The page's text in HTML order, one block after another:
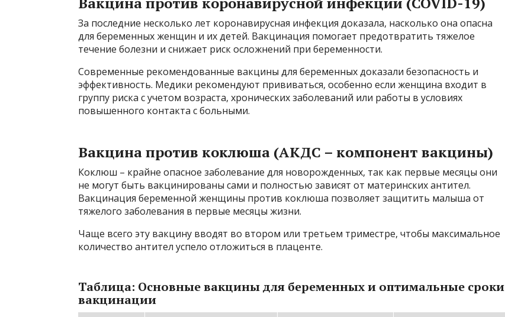
За последние несколько лет коронавирусная инфекция доказала, насколько она опасна
для беременных женщин и их детей. Вакцинация помогает предотвратить тяжелое
течение болезни и снижает риск осложнений при беременности.
Современные рекомендованные вакцины для беременных доказали безопасность и
эффективность. Медики рекомендуют прививаться, особенно если женщина входит в
группу риска с учетом возраста, хронических заболеваний или работы в условиях
повышенного контакта с больными.
Вакцина против коклюша (АКДС – компонент вакцины)
Коклюш – крайне опасное заболевание для новорожденных, так как первые месяцы они
не могут быть вакцинированы сами и полностью зависят от материнских антител.
Вакцинация беременной женщины против коклюша позволяет защитить малыша от
тяжелого заболевания в первые месяцы жизни.
Чаще всего эту вакцину вводят во втором или третьем триместре, чтобы максимальное
количество антител успело отложиться в плаценте.
Таблица: Основные вакцины для беременных и оптимальные сроки
вакцинации